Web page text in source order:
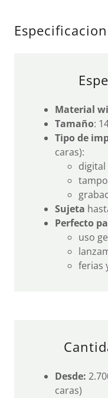
Material
Tamaño:
Tipo de
caras):
Sujeta
Perfecto
uso
ferias
Desde:
caras)